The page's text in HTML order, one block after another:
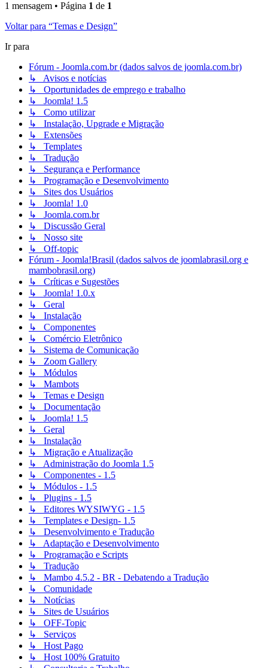
1 mensagem • Página 1 de 1
Voltar para “Temas e Design”
Ir para
Fórum - Joomla.com.br (dados salvos de joomla.com.br)
↳ Avisos e notícias
↳ Oportunidades de emprego e trabalho
↳ Joomla! 1.5
↳ Como utilizar
↳ Instalação, Upgrade e Migração
↳ Extensões
↳ Templates
↳ Tradução
↳ Segurança e Performance
↳ Programação e Desenvolvimento
↳ Sites dos Usuários
↳ Joomla! 1.0
↳ Joomla.com.br
↳ Discussão Geral
↳ Nosso site
↳ Off-topic
Fórum - Joomla!Brasil (dados salvos de joomlabrasil.org e
mambobrasil.org)
↳ Críticas e Sugestões
↳ Joomla! 1.0.x
↳ Geral
↳ Instalação
↳ Componentes
↳ Comércio Eletrônico
↳ Sistema de Comunicação
↳ Zoom Gallery
↳ Módulos
↳ Mambots
↳ Temas e Design
↳ Documentação
↳ Joomla! 1.5
↳ Geral
↳ Instalação
↳ Migração e Atualização
↳ Administração do Joomla 1.5
↳ Componentes - 1.5
↳ Módulos - 1.5
↳ Plugins - 1.5
↳ Editores WYSIWYG - 1.5
↳ Templates e Design- 1.5
↳ Desenvolvimento e Tradução
↳ Adaptação e Desenvolvimento
↳ Programação e Scripts
↳ Tradução
↳ Mambo 4.5.2 - BR - Debatendo a Tradução
↳ Comunidade
↳ Notícias
↳ Sites de Usuários
↳ OFF-Topic
↳ Serviços
↳ Host Pago
↳ Host 100% Gratuito